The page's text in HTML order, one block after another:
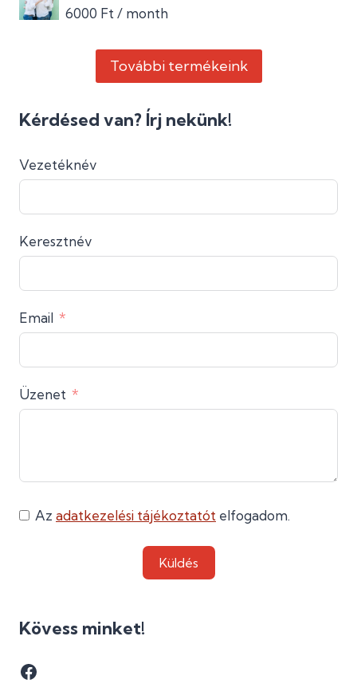
6000 Ft / month
További termékeink
Kérdésed van? Írj nekünk!
Vezetéknév
Keresztnév
Email
Üzenet
Az adatkezelési tájékoztatót elfogadom.
Küldés
Kövess minket!
Facebook